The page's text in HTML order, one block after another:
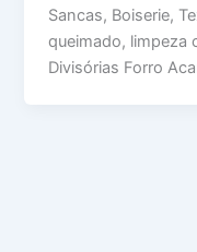
Sancas, Boiserie,
queimado, limpeza
Divisórias Forro